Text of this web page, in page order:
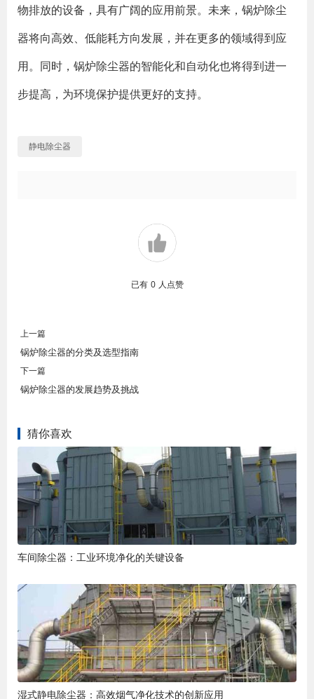
物排放的设备，具有广阔的应用前景。未来，锅炉除尘
器将向高效、低能耗方向发展，并在更多的领域得到应
用。同时，锅炉除尘器的智能化和自动化也将得到进一
步提高，为环境保护提供更好的支持。
静电除尘器
已有 0 人点赞
上一篇
锅炉除尘器的分类及选型指南
下一篇
锅炉除尘器的发展趋势及挑战
猜你喜欢
车间除尘器：工业环境净化的关键设备
湿式静电除尘器：高效烟气净化技术的创新应用